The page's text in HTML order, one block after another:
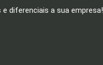
diferenciais a sua empresa!